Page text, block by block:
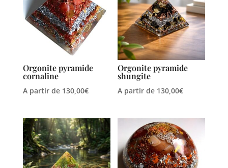
Orgonite pyramide
cornaline
A partir de 130,00€
Orgonite pyramide
shungite
A partir de 130,00€